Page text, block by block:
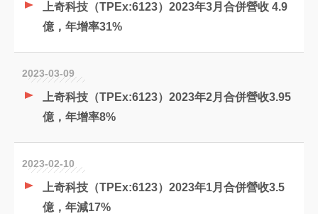
上奇科技（TPEx:6123）2023年3月合併營收 4.9
億，年增率31%
2023-03-09
上奇科技（TPEx:6123）2023年2月合併營收3.95
億，年增率8%
2023-02-10
上奇科技（TPEx:6123）2023年1月合併營收3.5
億，年減17%